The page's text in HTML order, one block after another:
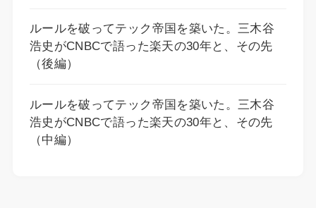
ルールを破ってテック帝国を築いた。三木谷
浩史がCNBCで語った楽天の30年と、その先
（後編）
ルールを破ってテック帝国を築いた。三木谷
浩史がCNBCで語った楽天の30年と、その先
（中編）